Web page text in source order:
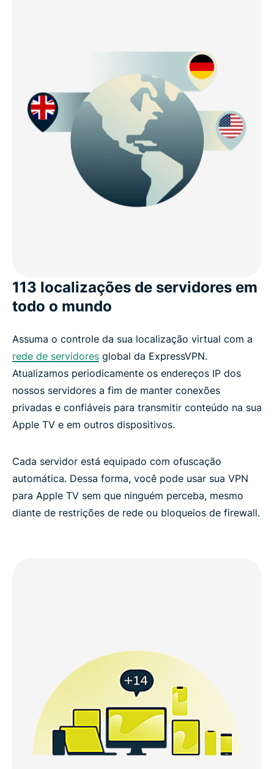
113 localizações de servidores em
todo o mundo
Assuma o controle da sua localização virtual com a
rede de servidores global da ExpressVPN.
Atualizamos periodicamente os endereços IP dos
nossos servidores a fim de manter conexões
privadas e confiáveis ​​para transmitir conteúdo na sua
Apple TV e em outros dispositivos.
Cada servidor está equipado com ofuscação
automática. Dessa forma, você pode usar sua VPN
para Apple TV sem que ninguém perceba, mesmo
diante de restrições de rede ou bloqueios de firewall.